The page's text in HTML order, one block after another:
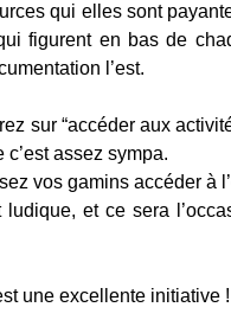
qui elles sont
figurent en bas de
l’est.
sur “accéder aux
assez sympa.
vos gamins accéder à
ludique, et ce sera
une excellente initiative !